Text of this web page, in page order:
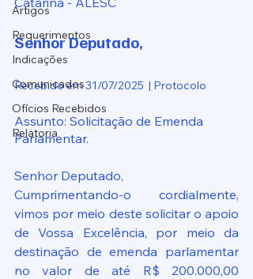
Artigos
Requerimentos
Indicações
Comunicados
Ofícios Recebidos
Relatoria
Senhor Deputado,
Recebido em 31/07/2025  | Protocolo
Assunto: Solicitação de Emenda
Parlamentar.
Senhor Deputado,
Cumprimentando-o cordialmente,
vimos por meio deste solicitar o apoio
de Vossa Excelência, por meio da
destinação de emenda parlamentar
no valor de até R$ 200.000,00